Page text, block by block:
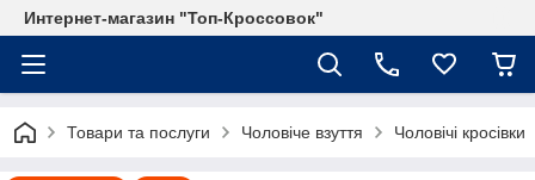
Интернет-магазин "Топ-Кроссовок"
Товари та послуги Чоловіче взуття Чоловічі кросівки